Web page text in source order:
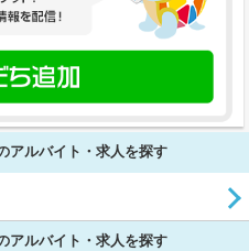
アルバイト・求人を探す
アルバイト・求人を探す